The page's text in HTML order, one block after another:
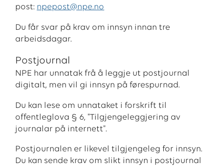
post: npepost@npe.no
Du får svar på krav om innsyn innan tre
arbeidsdagar.
Postjournal
NPE har unnatak frå å leggje ut postjournal
digitalt, men vil gi innsyn på førespurnad.
Du kan lese om unnataket i forskrift til
offentleglova § 6, "Tilgjengeleggjering av
journalar på internett".
Postjournalen er likevel tilgjengeleg for innsyn.
Du kan sende krav om slikt innsyn i postjournal